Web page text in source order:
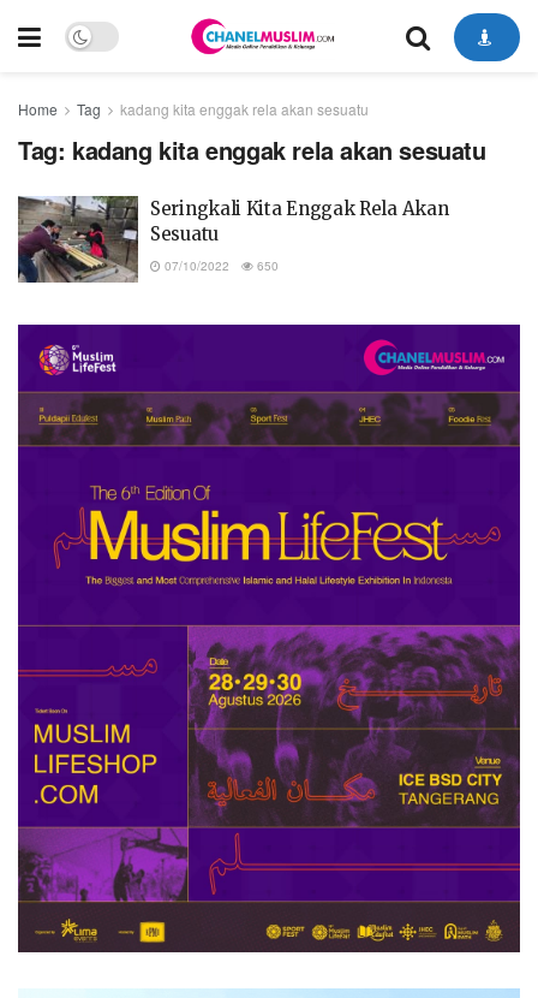
Home Tag kadang kita enggak rela akan sesuatu
Tag: kadang kita enggak rela akan sesuatu
Seringkali Kita Enggak Rela Akan
Sesuatu
07/10/2022 650